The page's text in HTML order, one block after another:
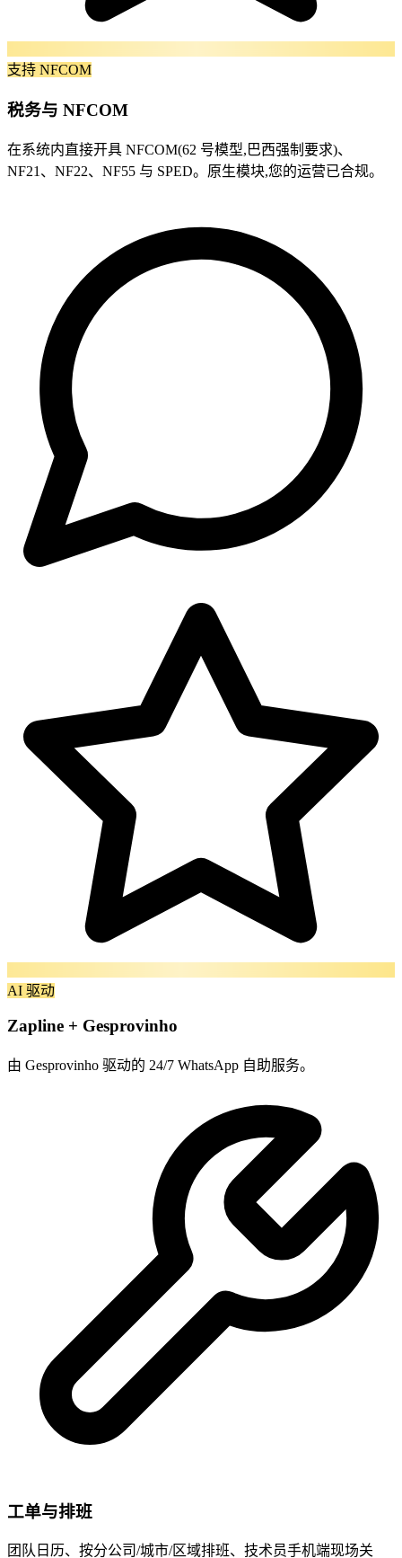
支持 NFCOM
税务与 NFCOM
在系统内直接开具 NFCOM(62 号模型,巴西强制要求)、
NF21、NF22、NF55 与 SPED。原生模块,您的运营已合规。
AI 驱动
Zapline + Gesprovinho
由 Gesprovinho 驱动的 24/7 WhatsApp 自助服务。
工单与排班
团队日历、按分公司/城市/区域排班、技术员手机端现场关